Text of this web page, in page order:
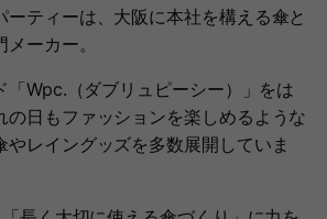
ーティーは、大阪に本社を構える傘と
ーカー。
「Wpc.（ダブリュピーシー）」をは
の日もファッションを楽しめるような
やレイングッズを多数展開していま